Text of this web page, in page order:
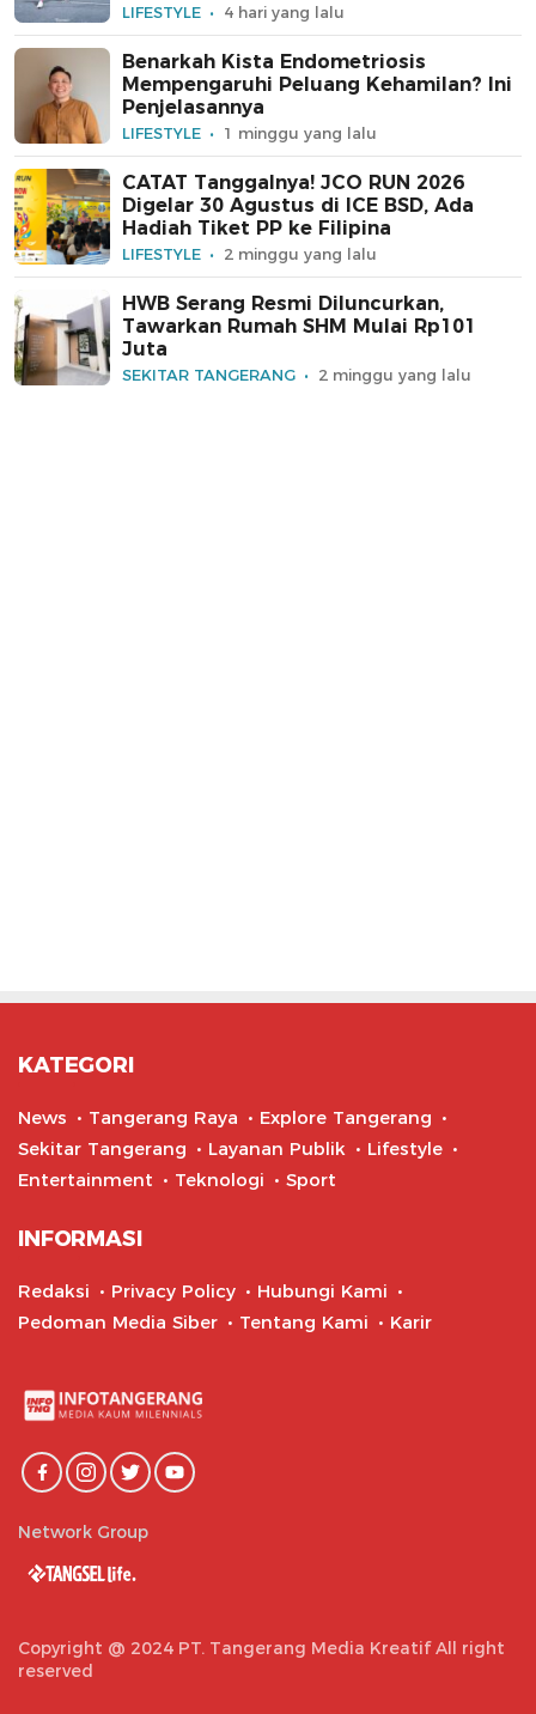
LIFESTYLE 4 hari yang lalu
Benarkah Kista Endometriosis
Mempengaruhi Peluang Kehamilan? Ini
Penjelasannya
LIFESTYLE 1 minggu yang lalu
CATAT Tanggalnya! JCO RUN 2026
Digelar 30 Agustus di ICE BSD, Ada
Hadiah Tiket PP ke Filipina
LIFESTYLE 2 minggu yang lalu
HWB Serang Resmi Diluncurkan,
Tawarkan Rumah SHM Mulai Rp101
Juta
SEKITAR TANGERANG 2 minggu yang lalu
KATEGORI
News Tangerang Raya
Explore Tangerang
Sekitar Tangerang
Layanan Publik
Lifestyle
Entertainment
Teknologi Sport
INFORMASI
Redaksi Privacy Policy
Hubungi Kami
Pedoman Media Siber
Tentang Kami Karir
Network Group
Copyright @ 2024 PT. Tangerang Media Kreatif All right
reserved